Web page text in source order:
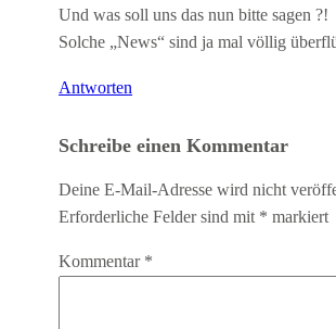
Und was soll uns das nun bitte sagen ?!
Solche „News“ sind ja mal völlig
Antworten
Schreibe einen Kommentar
Deine E-Mail-Adresse wird nicht
Erforderliche Felder sind mit * markiert
Kommentar *